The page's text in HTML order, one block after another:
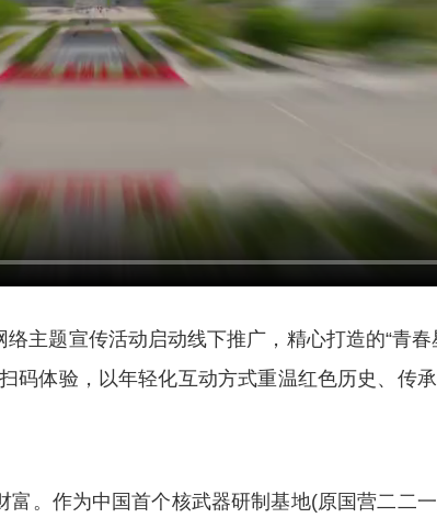
主题宣传活动启动线下推广，精心打造的“青春
码体验，以年轻化互动方式重温红色历史、传
。作为中国首个核武器研制基地(原国营二二